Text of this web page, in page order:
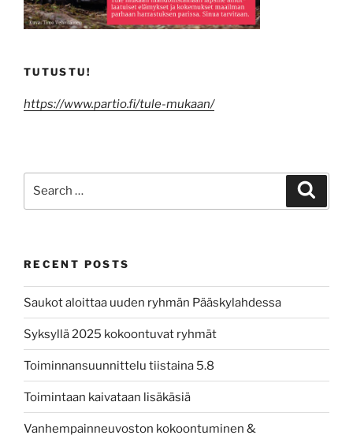
TUTUSTU!
https://www.partio.fi/tule-mukaan/
RECENT POSTS
Saukot aloittaa uuden ryhmän Pääskylahdessa
Syksyllä 2025 kokoontuvat ryhmät
Toiminnansuunnittelu tiistaina 5.8
Toimintaan kaivataan lisäkäsiä
Vanhempainneuvoston kokoontuminen &